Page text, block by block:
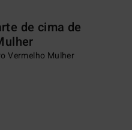
de cima de
Vermelho Mulher